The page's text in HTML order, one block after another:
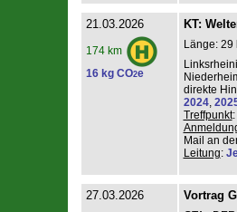
21.03.2026
174 km
16 kg CO2e
KT:
Länge: 29
direkte
2024,
Treffpunkt:
Mail an
Leitung:
27.03.2026 Vortrag